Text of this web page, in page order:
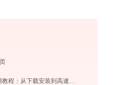
NDM下载器使用教程：从下载安装到高速下载全指南